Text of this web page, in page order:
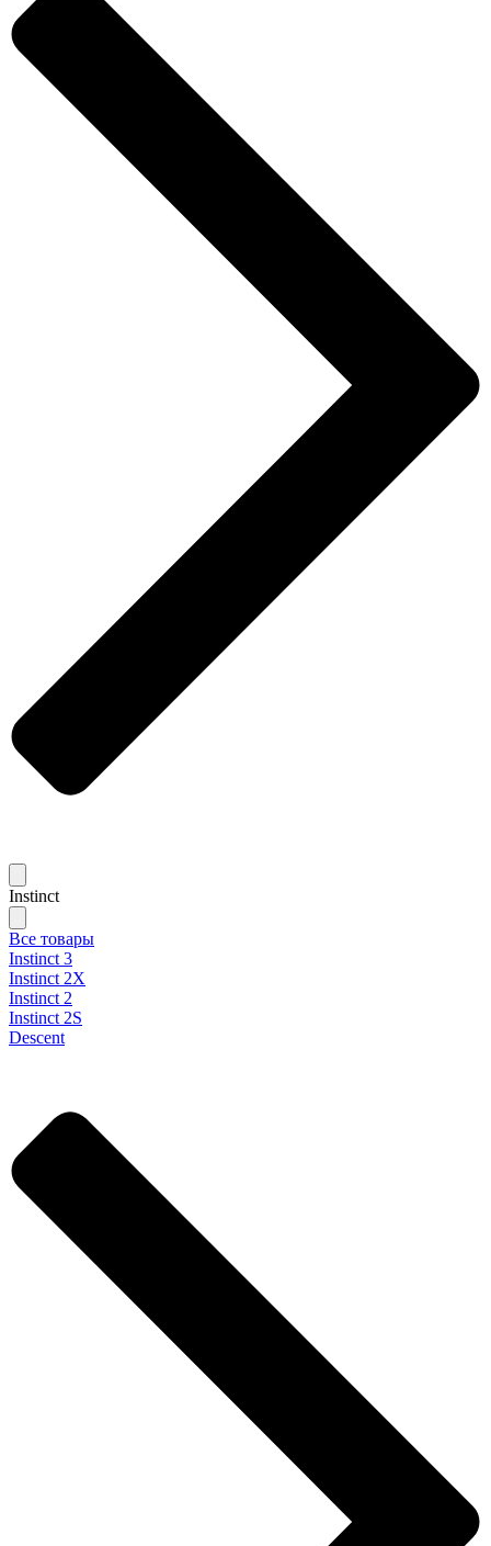
Instinct
Все товары
Instinct 3
Instinct 2X
Instinct 2
Instinct 2S
Descent